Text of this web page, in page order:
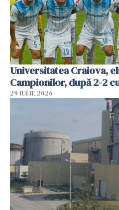
Universitatea Craiova,
Campionilor, după 2-2
29 IULIE 2026